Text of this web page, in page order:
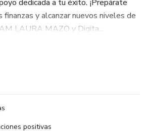
dedicada a tu éxito. ¡Prepárate
y alcanzar nuevos niveles de
LAURA MAZO y Digita...
positivas